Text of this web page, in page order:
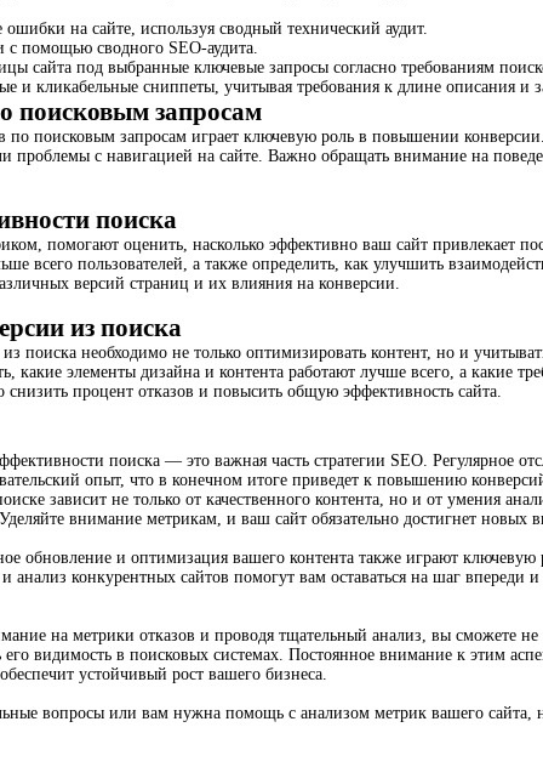
ошибки на сайте, используя сводный технический аудит.
с помощью сводного SEO-аудита.
сайта под выбранные ключевые запросы согласно требованиям
и кликабельные сниппеты, учитывая требования к длине описания и
поисковым запросам
поисковым запросам играет ключевую роль в повышении
проблемы с навигацией на сайте. Важно обращать внимание на
поиска
помогают оценить, насколько эффективно ваш сайт привлекает
всего пользователей, а также определить, как улучшить
версий страниц и их влияния на конверсии.
из поиска
поиска необходимо не только оптимизировать контент, но и
какие элементы дизайна и контента работают лучше всего, а какие
снизить процент отказов и повысить общую эффективность сайта.
поиска — это важная часть стратегии SEO. Регулярное
опыт, что в конечном итоге приведет к повышению
зависит не только от качественного контента, но и от умения
внимание метрикам, и ваш сайт обязательно достигнет новых
обновление и оптимизация вашего контента также играют
анализ конкурентных сайтов помогут вам оставаться на шаг впереди
на метрики отказов и проводя тщательный анализ, вы сможете не
видимость в поисковых системах. Постоянное внимание к этим
устойчивый рост вашего бизнеса.
вопросы или вам нужна помощь с анализом метрик вашего сайта,